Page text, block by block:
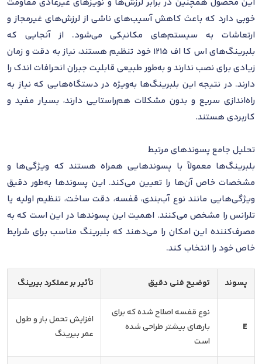
خوبی دارد که باعث کاهش آسیب‌های ناشی از لرزش‌های غیرمجاز و
ارتعاشات به سیستم‌های مکانیکی می‌شود. از آنجایی که
بلبرینگ‌های اس کا اف 1215 خود تنظیم هستند، نیاز به دقت و زمان
زیادی برای نصب ندارند و به‌طور طبیعی قابلیت جبران انحرافات اندک را
دارند. در نتیجه این بلبرینگ‌ها به‌ویژه در دستگاه‌هایی که نیاز به
راه‌اندازی سریع و بدون مشکلات هم‌راستایی دارند، بسیار مفید و
کاربردی هستند.
تحلیل جامع پسوندهای مرتبط
بلبرینگ‌ها معمولاً با پسوندهایی همراه هستند که ویژگی‌ها و
مشخصات خاص آن‌ها را تعیین می‌کند. این پسوندها به‌طور دقیق
ویژگی‌هایی مانند نوع آب‌بندی، قفسه، دقت ساخت، تنظیم اولیه یا
تلرانس را مشخص می‌کنند. اهمیت این پسوندها در این است که به
مصرف‌کننده این امکان را می‌دهند که بلبرینگ مناسب برای شرایط
خاص خود را انتخاب کند.
پسوند توضیح فنی دقیق تأثیر بر عملکرد بیرینگ
E
نوع قفسه اصلاح شده که برای
بارهای بیشتر طراحی شده
است
افزایش تحمل بار و طول
عمر بیرینگ